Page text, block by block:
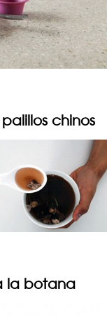
chinos
la botana